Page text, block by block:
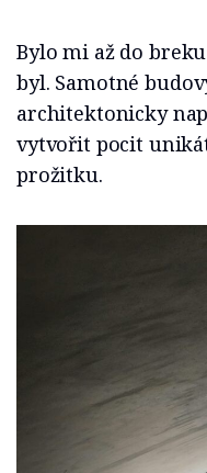
Bylo mi až do
byl. Samotné
architektonicky
vytvořit pocit
prožitku.